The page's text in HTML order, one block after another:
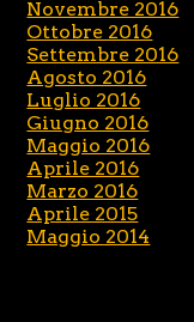
Novembre 2016
Ottobre 2016
Settembre 2016
Agosto 2016
Luglio 2016
Giugno 2016
Maggio 2016
Aprile 2016
Marzo 2016
Aprile 2015
Maggio 2014